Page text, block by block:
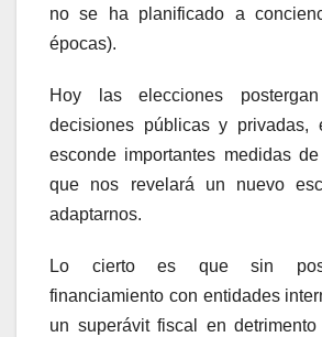
no se ha planificado a
épocas).
Hoy las elecciones
decisiones públicas y privadas,
esconde importantes medidas
que nos revelará un nuevo
adaptarnos.
Lo cierto es que sin
financiamiento con entidades
un superávit fiscal en